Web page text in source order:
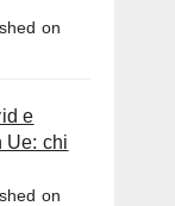
on
e
Ue: chi
on